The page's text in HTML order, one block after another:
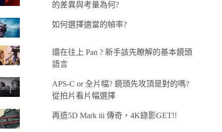
的差異與考量為何?
如何選擇適當的幀率?
還在往上 Pan ? 新手該先瞭解的基本鏡頭
語言
APS-C or 全片幅? 鏡頭先攻頂是對的嗎?
從拍片看片幅選擇
再造5D Mark iii 傳奇，4K錄影GET!!